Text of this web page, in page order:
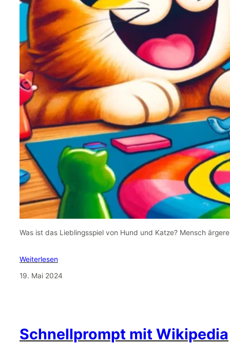
Was ist das Lieblingsspiel von Hund und Katze? Mensch
Weiterlesen
19. Mai 2024
Schnellprompt mit Wikipedia